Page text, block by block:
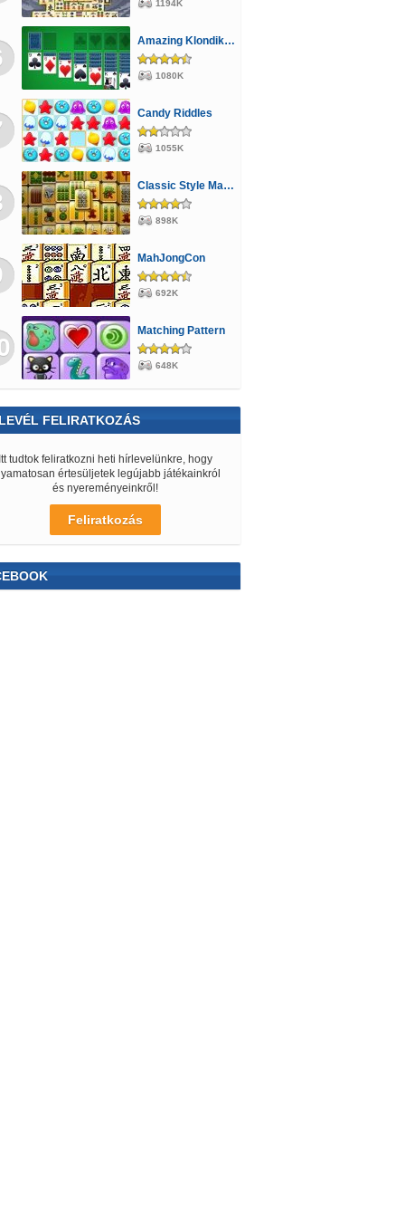
1194K
Amazing Klondike Solitaire
1080K
Candy Riddles
1055K
Classic Style Mahjong
898K
MahJongCon
692K
Matching Pattern
648K
FELIRATKOZÁS
Itt tudtok feliratkozni heti hírlevelünkre, hogy
értesüljetek legújabb játékainkról
és nyereményeinkről!
Feliratkozás